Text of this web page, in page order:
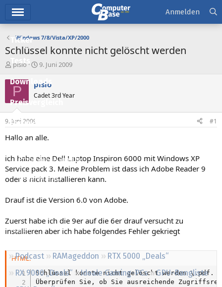
Ticker
Tests
Downloads
Preisvergleich
Forum
Aktuelles
Empfohlene Inhalte
Neue Beiträge
Regeln
Podcast RAMageddon
RTX 5000 „Deals“
RX 9000 „Deals“
Ideale Gaming-PCs
GPU-Rangliste
Anmelden
Windows 7/8/Vista/XP/2000
Schlüssel konnte nicht gelöscht werden
E
s
e
e
r
pisio
E
s
e
t
a
9. Juni 2009
P pisio
Cadet 3rd Year
9. Juni 2009 #1
Hallo an alle.
ich habe eine Dell Laptop Inspiron 6000 mit Windows XP
Service pack 3. Meine Problem ist dass ich Adobe Reader 9
oder 8 nicht installieren kann.
Drauf ist die Version 6.0 von Adobe.
Zuerst habe ich die 9er auf die 6er drauf versucht zu
installieren aber ich habe folgendes Fehler gekriegt
HTML:
Schlüssel konnte nicht gelöscht werden \.pdf.
Überprüfen Sie, ob Sie ausreichende